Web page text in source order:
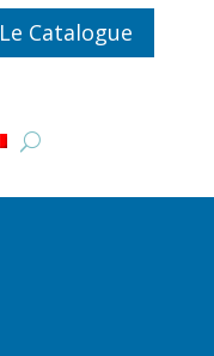
Le Catalogue